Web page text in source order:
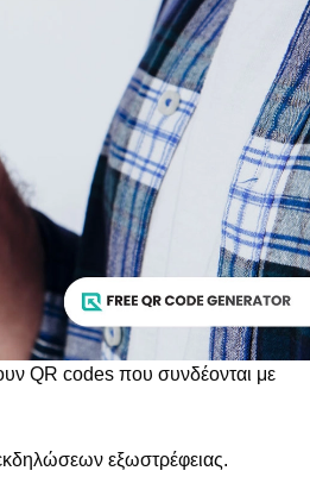
QR codes που συνδέονται με
εκδηλώσεων εξωστρέφειας.